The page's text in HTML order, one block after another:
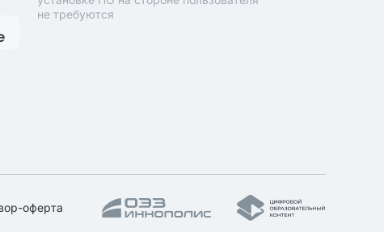
не требуются
оферта